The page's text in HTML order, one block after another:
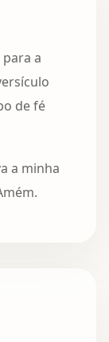
a
de fé
a minha